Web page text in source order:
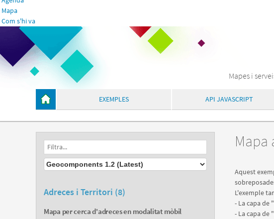
Mapa
Com s'hi va
Mapes i
EXEMPLES API JAVASCRIPT
Adreces i Territori (8)
Mapa per cerca d'adreces en modalitat mòbil
Mapa
Aquest
L'exemple
- La capa de
- La capa de